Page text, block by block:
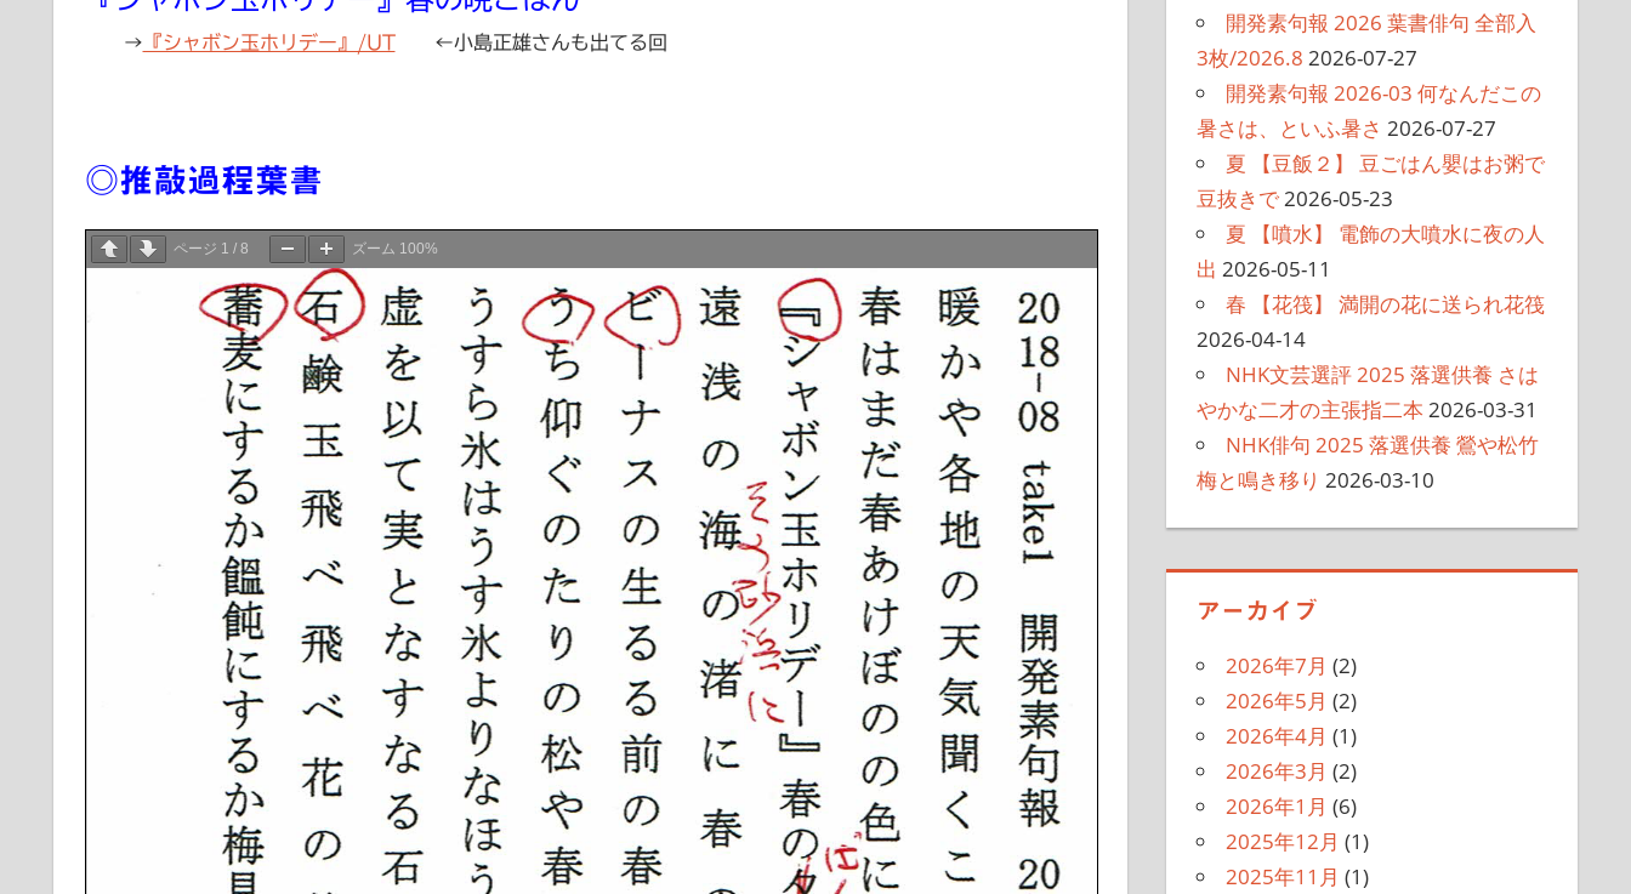
→ 『シャボン玉ホリデー』/UT←小島正雄さんも出てる回
◎推敲過程葉書
ページ 1 / 8 ズーム 100%
開発素句報 2026 葉書俳句 全部入
3枚/2026.8 2026-07-27
開発素句報 2026-03 何なんだこの
暑さは、といふ暑さ 2026-07-27
夏 【豆飯２】 豆ごはん嬰はお粥で
豆抜きで2026-05-23
夏 【噴水】 電飾の大噴水に夜の人
出 2026-05-11
春 【花筏】 満開の花に送られ花筏
2026-04-14
NHK文芸選評 2025 落選供養 さは
やかな二才の主張指二本 2026-03-31
NHK俳句 2025 落選供養 鶯や松竹
梅と鳴き移り 2026-03-10
アーカイブ
2026年7月 (2)
2026年5月 (2)
2026年4月 (1)
2026年3月 (2)
2026年1月 (6)
2025年12月 (1)
2025年11月 (1)